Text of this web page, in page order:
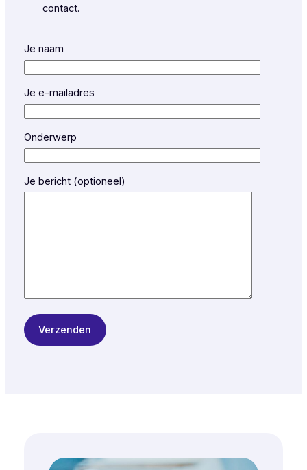
contact.
Je naam
Je e-mailadres
Onderwerp
Je bericht (optioneel)